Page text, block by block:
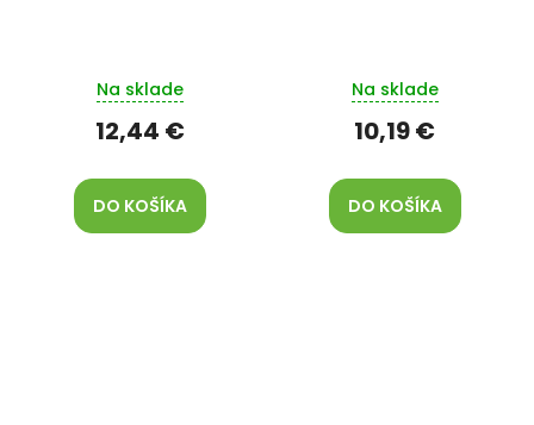
Na sklade
12,44 €
DO KOŠÍKA
Na sklade
10,19 €
DO KOŠÍKA